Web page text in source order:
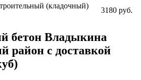
(кладочный)
3180 руб.
бетон Владыкина
район с доставкой